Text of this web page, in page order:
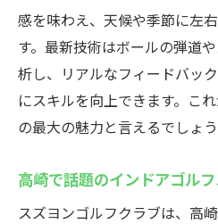
利用者の声から分か
費用対効果で選ばれ
ール
インドアゴルフでスキ
備
験談
プロ仕様のシミュレ
感を味わえ、天候や季節に左
す。最新技術はボールの弾道
析し、リアルなフィードバッ
にスキルを向上できます。こ
の最大の魅力と言えるでしょう
高崎で話題のインドアゴル
スズヨンゴルフクラブは、高